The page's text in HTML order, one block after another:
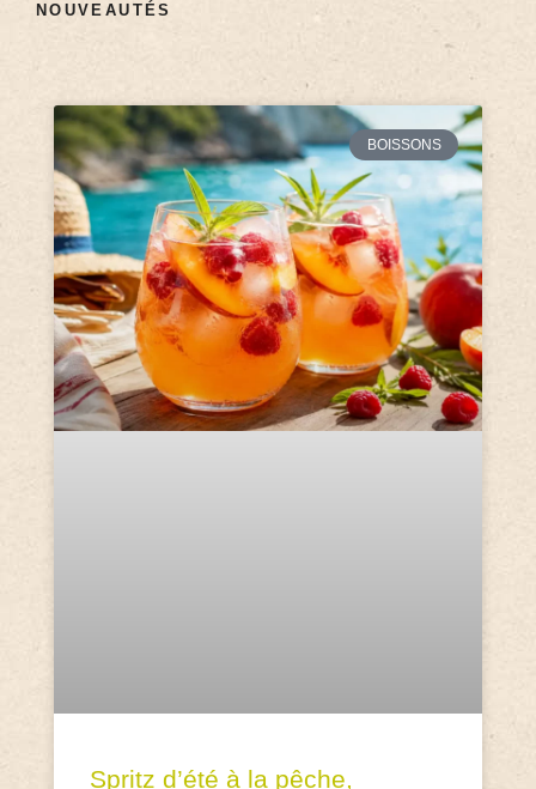
NOUVEAUTÉS
BOISSONS
Spritz d’été à la pêche,